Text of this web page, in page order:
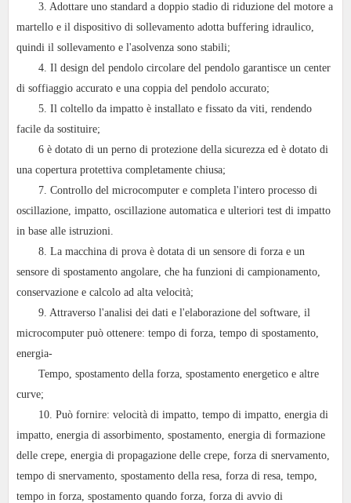
3. Adottare uno standard a doppio stadio di riduzione del motore a
martello e il dispositivo di sollevamento adotta buffering idraulico,
quindi il sollevamento e l'asolvenza sono stabili;
4. Il design del pendolo circolare del pendolo garantisce un center
di soffiaggio accurato e una coppia del pendolo accurato;
5. Il coltello da impatto è installato e fissato da viti, rendendo
facile da sostituire;
6 è dotato di un perno di protezione della sicurezza ed è dotato di
una copertura protettiva completamente chiusa;
7. Controllo del microcomputer e completa l'intero processo di
oscillazione, impatto, oscillazione automatica e ulteriori test di impatto
in base alle istruzioni.
8. La macchina di prova è dotata di un sensore di forza e un
sensore di spostamento angolare, che ha funzioni di campionamento,
conservazione e calcolo ad alta velocità;
9. Attraverso l'analisi dei dati e l'elaborazione del software, il
microcomputer può ottenere: tempo di forza, tempo di spostamento,
energia-
Tempo, spostamento della forza, spostamento energetico e altre
curve;
10. Può fornire: velocità di impatto, tempo di impatto, energia di
impatto, energia di assorbimento, spostamento, energia di formazione
delle crepe, energia di propagazione delle crepe, forza di snervamento,
tempo di snervamento, spostamento della resa, forza di resa, tempo,
tempo in forza, spostamento quando forza, forza di avvio di